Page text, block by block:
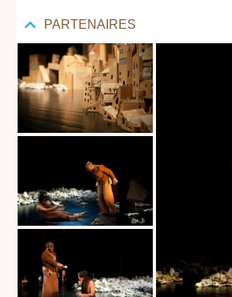
PARTENAIRES